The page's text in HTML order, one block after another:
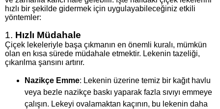
hızlı bir şekilde gidermek için uygulayabileceğiniz etkili
yöntemler:
1. Hızlı Müdahale
Çiçek lekeleriyle başa çıkmanın en önemli kuralı, mümkün
olan en kısa sürede müdahale etmektir. Lekenin tazeliği,
çıkarılma şansını artırır.
Nazikçe Emme: Lekenin üzerine temiz bir kağıt havlu
veya bezle nazikçe baskı yaparak fazla sıvıyı emmeye
çalışın. Lekeyi ovalamaktan kaçının, bu lekenin daha